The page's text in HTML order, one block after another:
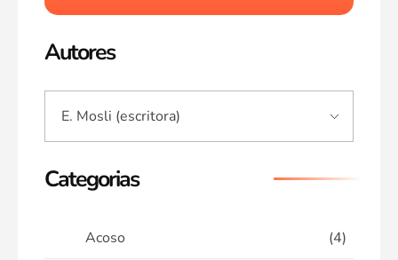
Autores
Categorias
Acoso (4)